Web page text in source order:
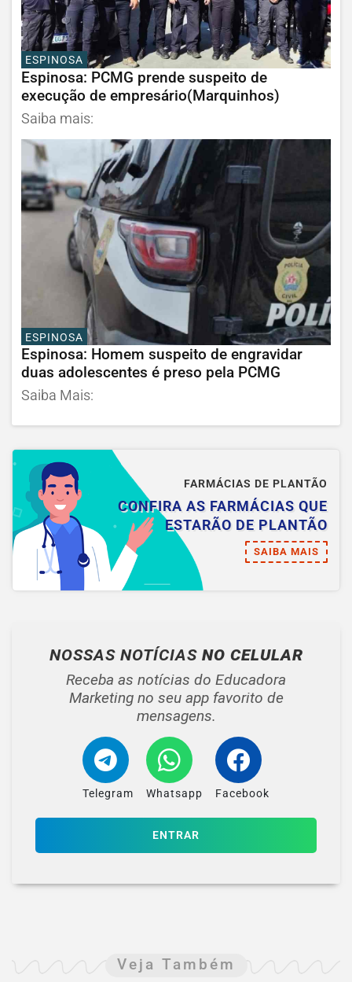
ESPINOSA
Espinosa: PCMG prende suspeito de
execução de empresário(Marquinhos)
Saiba mais:
ESPINOSA
Espinosa: Homem suspeito de engravidar
duas adolescentes é preso pela PCMG
Saiba Mais:
FARMÁCIAS DE PLANTÃO
CONFIRA AS FARMÁCIAS QUE
ESTARÃO DE PLANTÃO
SAIBA MAIS
NOSSAS NOTÍCIAS NO CELULAR
Receba as notícias do Educadora
Marketing no seu app favorito de
mensagens.
Telegram Whatsapp Facebook
ENTRAR
Veja Também